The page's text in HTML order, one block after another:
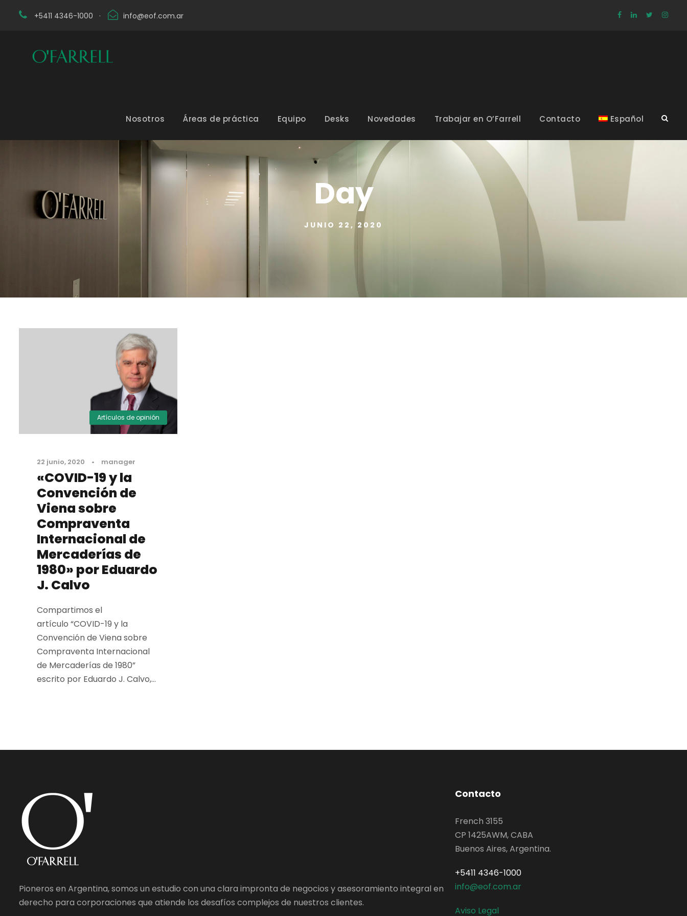
+5411 4346-1000 · info@eof.com.ar
Nosotros Áreas de práctica Equipo Desks Novedades Trabajar en O’Farrell Contacto Español
Day
JUNIO 22, 2020
Artículos de opinión
22 junio, 2020 • manager
«COVID-19 y la
Convención de
Viena sobre
Compraventa
Internacional de
Mercaderías de
1980» por Eduardo
J. Calvo
Compartimos el
artículo “COVID-19 y la
Convención de Viena sobre
Compraventa Internacional
de Mercaderías de 1980”
escrito por Eduardo J. Calvo,...
Pioneros en Argentina, somos un estudio con una clara impronta de negocios y asesoramiento integral en
derecho para corporaciones que atiende los desafíos complejos de nuestros clientes.
Contacto
French 3155
CP 1425AWM, CABA
Buenos Aires, Argentina.
+5411 4346-1000
info@eof.com.ar
Aviso Legal